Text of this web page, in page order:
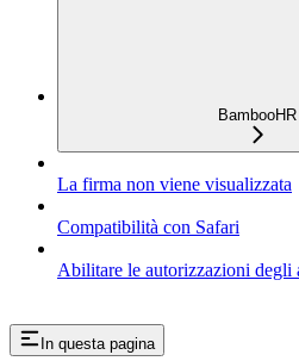
BambooHR
La firma non viene visualizzata
Compatibilità con Safari
Abilitare le autorizzazioni degli
In questa pagina